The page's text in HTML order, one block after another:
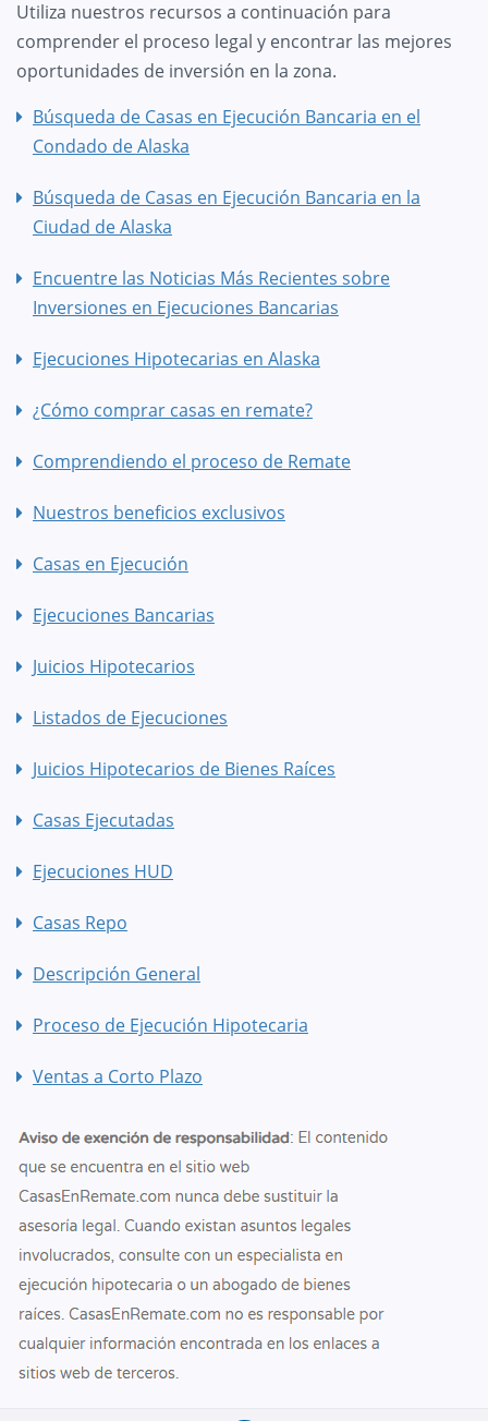
Utiliza nuestros recursos a continuación para
comprender el proceso legal y encontrar las mejores
oportunidades de inversión en la zona.
Búsqueda de Casas en Ejecución Bancaria en el
Condado de Alaska
Búsqueda de Casas en Ejecución Bancaria en la
Ciudad de Alaska
Encuentre las Noticias Más Recientes sobre
Inversiones en Ejecuciones Bancarias
Ejecuciones Hipotecarias en Alaska
¿Cómo comprar casas en remate?
Comprendiendo el proceso de Remate
Nuestros beneficios exclusivos
Casas en Ejecución
Ejecuciones Bancarias
Juicios Hipotecarios
Listados de Ejecuciones
Juicios Hipotecarios de Bienes Raíces
Casas Ejecutadas
Ejecuciones HUD
Casas Repo
Descripción General
Proceso de Ejecución Hipotecaria
Ventas a Corto Plazo